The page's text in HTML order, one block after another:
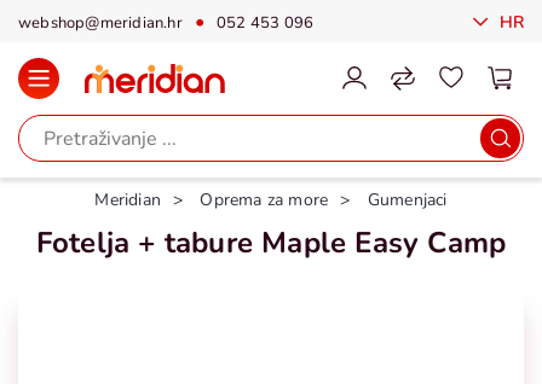
webshop@meridian.hr 052 453 096 HR
Meridian Oprema za more Gumenjaci
Fotelja + tabure Maple Easy Camp